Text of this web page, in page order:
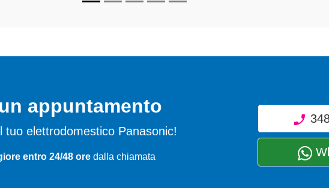
appuntamento
elettrodomestico Panasonic!
entro 24/48 oredalla chiamata